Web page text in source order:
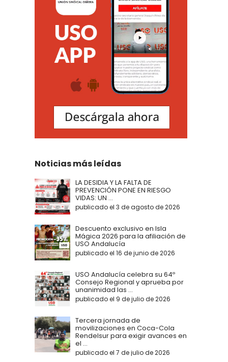
Noticias más leídas
LA DESIDIA Y LA FALTA DE
PREVENCIÓN PONE EN RIESGO
VIDAS: UN ...
publicado el 3 de agosto de 2026
Descuento exclusivo en Isla
Mágica 2026 para la afiliación de
USO Andalucía
publicado el 16 de junio de 2026
USO Andalucía celebra su 64º
Consejo Regional y aprueba por
unanimidad las ...
publicado el 9 de julio de 2026
Tercera jornada de
movilizaciones en Coca-Cola
Rendelsur para exigir avances en
el ...
publicado el 7 de julio de 2026